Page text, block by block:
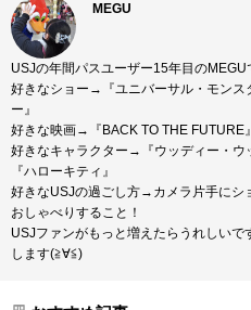
MEGU
USJの年間パスユーザー15年目の
好きなショー→『ユニバーサル・モンス
ー』
好きな映画→『BACK TO THE FUTURE』
好きなキャラクター→『ウッディー・ウ
『ハローキティ』
好きなUSJの過ごし方→カメラ片手にシ
おしゃべりすること！
USJファンがもっと増えたらうれしい
します(≧∀≦)